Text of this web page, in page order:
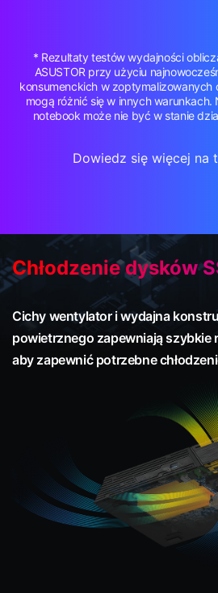
* Rezultaty testów wydajności
ASUSTOR przy użyciu
konsumenckich w zoptymalizowanych
mogą różnić się w innych
notebook może nie być w stanie
Dowiedz się więcej na
Chłodzenie dysków
Cichy wentylator i wydajna
powietrznego zapewniają szybkie
aby zapewnić potrzebne